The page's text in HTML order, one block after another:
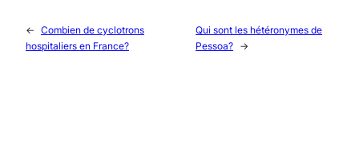
← Combien de cyclotrons
hospitaliers en France?
Qui sont les hétéronymes de
Pessoa? →